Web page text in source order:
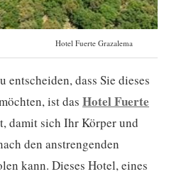
Hotel Fuerte Grazalema
entscheiden, dass Sie dieses
ist das Hotel Fuerte
damit sich Ihr Körper und
den anstrengenden
kann. Dieses Hotel, eines